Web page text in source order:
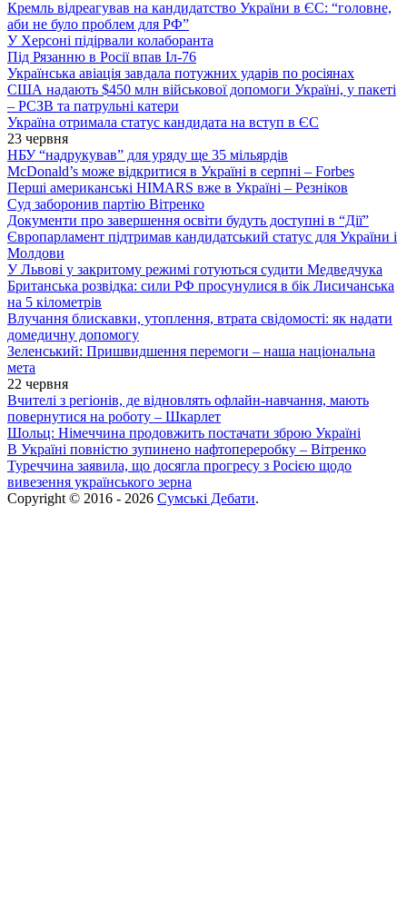
Кремль відреагував на кандидатство України в ЄС: “головне,
аби не було проблем для РФ”
У Херсоні підірвали колаборанта
Під Рязанню в Росії впав Іл-76
Українська авіація завдала потужних ударів по росіянах
США надають $450 млн військової допомоги Україні, у пакеті
– РСЗВ та патрульні катери
Україна отримала статус кандидата на вступ в ЄС
23 червня
НБУ “надрукував” для уряду ще 35 мільярдів
McDonald’s може відкритися в Україні в серпні – Forbes
Перші американські HIMARS вже в Україні – Резніков
Суд заборонив партію Вітренко
Документи про завершення освіти будуть доступні в “Дії”
Європарламент підтримав кандидатський статус для України і
Молдови
У Львові у закритому режимі готуються судити Медведчука
Британська розвідка: сили РФ просунулися в бік Лисичанська
на 5 кілометрів
Влучання блискавки, утоплення, втрата свідомості: як надати
домедичну допомогу
Зеленський: Пришвидшення перемоги – наша національна
мета
22 червня
Вчителі з регіонів, де відновлять офлайн-навчання, мають
повернутися на роботу – Шкарлет
Шольц: Німеччина продовжить постачати зброю Україні
В Україні повністю зупинено нафтопереробку – Вітренко
Туреччина заявила, що досягла прогресу з Росією щодо
вивезення українського зерна
Copyright © 2016 - 2026 Сумські Дебати.